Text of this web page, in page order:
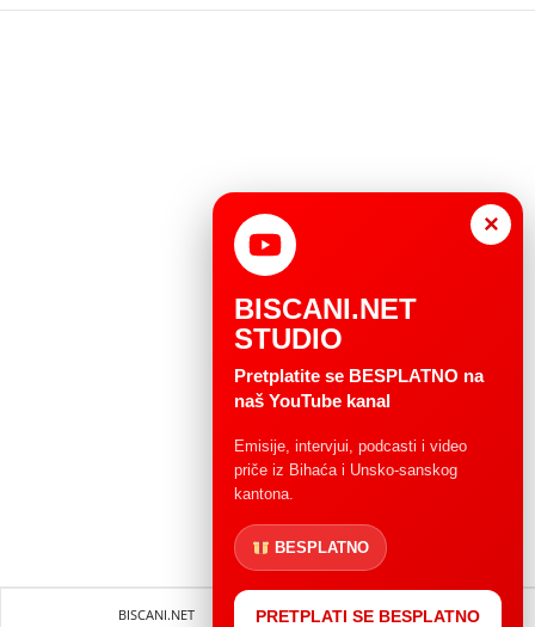
BISCANI.NET Impressum Uvjeti korištenja
×
BISCANI.NET
STUDIO
Pretplatite se BESPLATNO na
naš YouTube kanal
Emisije, intervjui, podcasti i video
priče iz Bihaća i Unsko-sanskog
kantona.
BESPLATNO
PRETPLATI SE BESPLATNO